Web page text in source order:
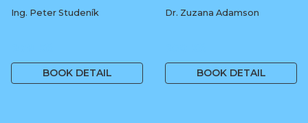
Ing. Peter Studeník
BOOK DETAIL
Dr. Zuzana Adamson
BOOK DETAIL